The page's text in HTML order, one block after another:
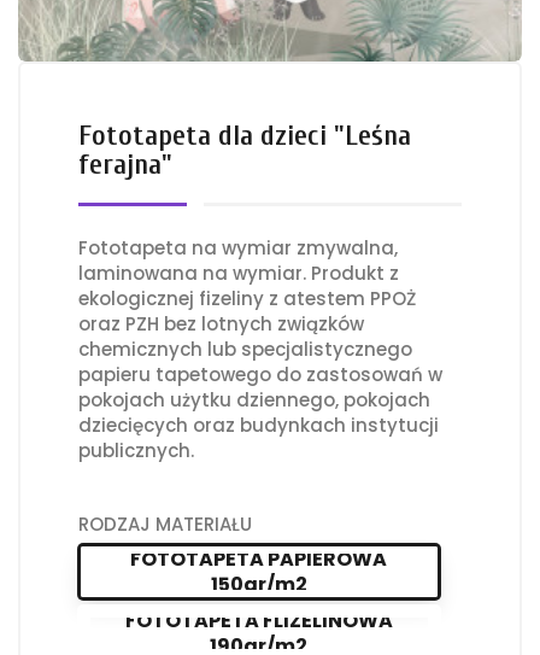
Fototapeta dla dzieci "Leśna
ferajna"
Fototapeta na wymiar zmywalna,
laminowana na wymiar. Produkt z
ekologicznej fizeliny z atestem PPOŻ
oraz PZH bez lotnych związków
chemicznych lub specjalistycznego
papieru tapetowego do zastosowań w
pokojach użytku dziennego, pokojach
dziecięcych oraz budynkach instytucji
publicznych.
RODZAJ MATERIAŁU
FOTOTAPETA PAPIEROWA
150gr/m2
FOTOTAPETA FLIZELINOWA
190gr/m2